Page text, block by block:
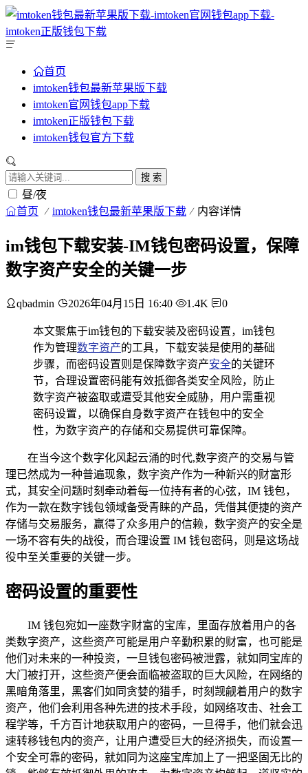
首页
imtoken钱包最新苹果版下载
imtoken官网钱包app下载
imtoken正版钱包下载
imtoken钱包官方下载
搜 索
昼/夜
首页 imtoken钱包最新苹果版下载 内容详情
im钱包下载安装-IM钱包密码设置，保障
数字资产安全的关键一步
qbadmin 2026年04月15日 16:40 1.4K 0
本文聚焦于im钱包的下载安装及密码设置，im钱包
作为管理数字资产的工具，下载安装是使用的基础
步骤，而密码设置则是保障数字资产安全的关键环
节，合理设置密码能有效抵御各类安全风险，防止
数字资产被盗取或遭受其他安全威胁，用户需重视
密码设置，以确保自身数字资产在钱包中的安全
性，为数字资产的存储和交易提供可靠保障。
在当今这个数字化风起云涌的时代,数字资产的交易与管
理已然成为一种普遍现象，数字资产作为一种新兴的财富形
式，其安全问题时刻牵动着每一位持有者的心弦，IM 钱包，
作为一款在数字钱包领域备受青睐的产品，凭借其便捷的资产
存储与交易服务，赢得了众多用户的信赖，数字资产的安全是
一场不容有失的战役，而合理设置 IM 钱包密码，则是这场战
役中至关重要的关键一步。
密码设置的重要性
IM 钱包宛如一座数字财富的宝库，里面存放着用户的各
类数字资产，这些资产可能是用户辛勤积累的财富，也可能是
他们对未来的一种投资，一旦钱包密码被泄露，就如同宝库的
大门被打开，这些资产便会面临被盗取的巨大风险，在网络的
黑暗角落里，黑客们如同贪婪的猎手，时刻觊觎着用户的数字
资产，他们会利用各种先进的技术手段，如网络攻击、社会工
程学等，千方百计地获取用户的密码，一旦得手，他们就会迅
速转移钱包内的资产，让用户遭受巨大的经济损失，而设置一
个安全可靠的密码，就如同为这座宝库加上了一把坚固无比的